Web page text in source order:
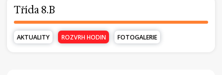
Třída 8.B
AKTUALITY ROZVRH HODIN FOTOGALERIE